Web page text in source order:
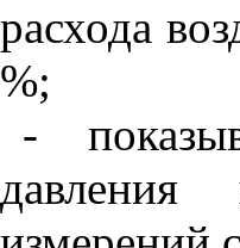
расхода
%;
-
давления